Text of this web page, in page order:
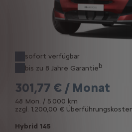
sofort verfügbar
bis zu 8 Jahre Garantieb
301,77 € / Monat
48 Mon. / 5.000 km
zzgl. 1.200,00 €
Hybrid 145